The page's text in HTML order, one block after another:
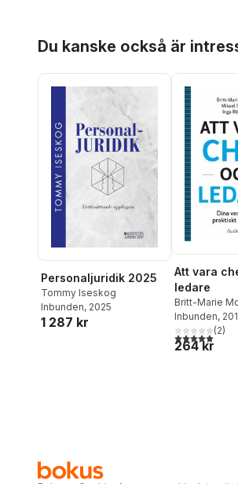
Du kanske också är
Personaljuridik 2025
Tommy Iseskog
Inbunden, 2025
1 287 kr
Att vara
ledare
Britt-Marie
Mikael
Rönnholm
Inbunden,
5,0utav 5(2)
264 kr